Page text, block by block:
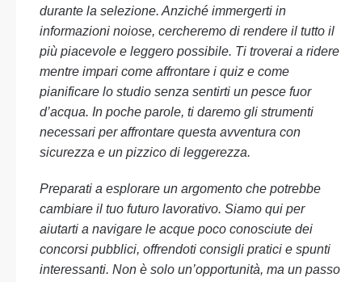
durante la selezione. Anziché immergerti in
informazioni noiose, cercheremo di rendere il tutto il
più piacevole e leggero possibile. Ti troverai a ridere
mentre impari come affrontare i quiz e come
pianificare lo studio senza sentirti un pesce fuor
d’acqua. In poche parole, ti daremo gli strumenti
necessari per affrontare questa avventura con
sicurezza e un pizzico di leggerezza.
Preparati a esplorare un argomento che potrebbe
cambiare il tuo futuro lavorativo. Siamo qui per
aiutarti a navigare le acque poco conosciute dei
concorsi pubblici, offrendoti consigli pratici e spunti
interessanti. Non è solo un’opportunità, ma un passo